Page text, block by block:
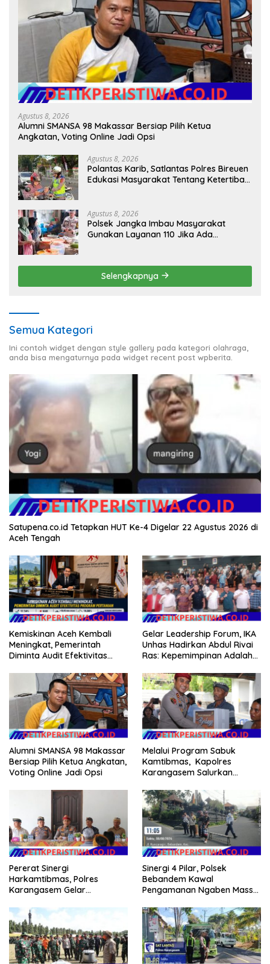
Agustus 8, 2026
Alumni SMANSA 98 Makassar Bersiap Pilih Ketua
Angkatan, Voting Online Jadi Opsi
Agustus 8, 2026
Polantas Karib, Satlantas Polres Bireuen
Edukasi Masyarakat Tentang Ketertiban
Agustus 8, 2026
Polsek Jangka Imbau Masyarakat
Gunakan Layanan 110 Jika Ada
Selengkapnya
Semua Kategori
Ini contoh widget dengan style gallery pada kategori olahraga,
anda bisa mengaturnya pada widget recent post wpberita.
Satupena.co.id Tetapkan HUT Ke-4 Digelar 22 Agustus 2026 di
Aceh Tengah
Kemiskinan Aceh Kembali
Meningkat, Pemerintah
Diminta Audit Efektivitas
Gelar Leadership Forum, IKA
Unhas Hadirkan Abdul Rivai
Ras: Kepemimpinan Adalah
Alumni SMANSA 98 Makassar
Bersiap Pilih Ketua Angkatan,
Voting Online Jadi Opsi
Melalui Program Sabuk
Kamtibmas, Kapolres
Karangasem Salurkan
Warga Kurang Mampu
Pererat Sinergi
Harkamtibmas, Polres
Karangasem Gelar
Kamtibmas di Dangin Sema II
Sinergi 4 Pilar, Polsek
Bebandem Kawal
Pengamanan Ngaben Massal
Tihingan